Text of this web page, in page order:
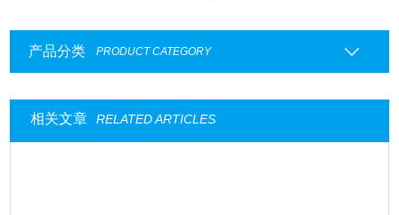
产品分类 PRODUCT CATEGORY
相关文章 RELATED ARTICLES